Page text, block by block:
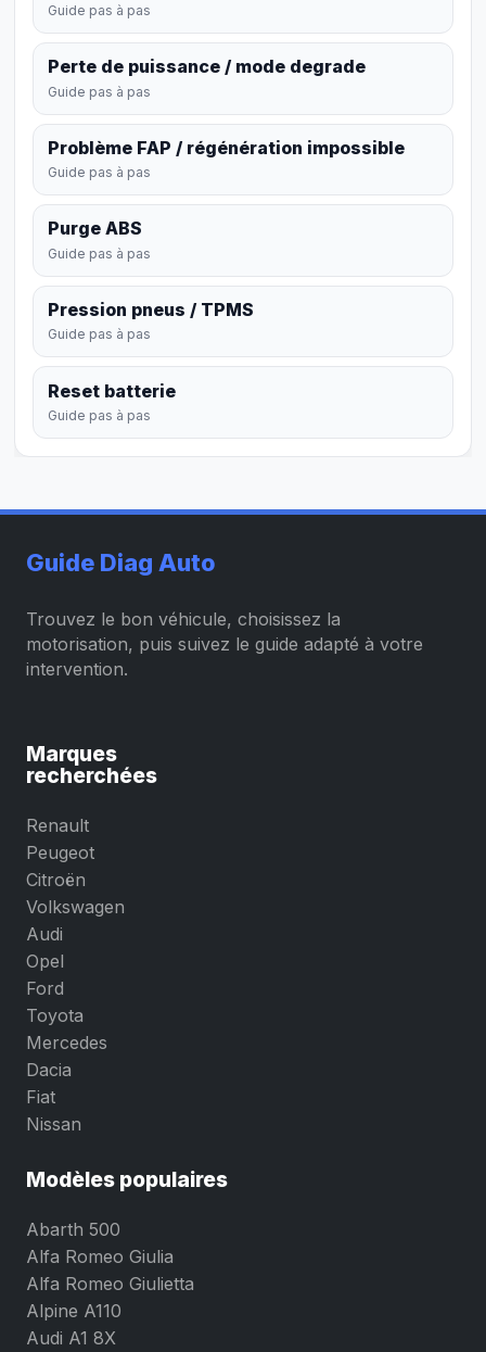
Guide pas à pas
Perte de puissance / mode degrade
Guide pas à pas
Problème FAP / régénération impossible
Guide pas à pas
Purge ABS
Guide pas à pas
Pression pneus / TPMS
Guide pas à pas
Reset batterie
Guide pas à pas
Guide Diag Auto
Trouvez le bon véhicule, choisissez la
motorisation, puis suivez le guide adapté à votre
intervention.
Marques
recherchées
Renault
Peugeot
Citroën
Volkswagen
Audi
Opel
Ford
Toyota
Mercedes
Dacia
Fiat
Nissan
Modèles populaires
Abarth 500
Alfa Romeo Giulia
Alfa Romeo Giulietta
Alpine A110
Audi A1 8X